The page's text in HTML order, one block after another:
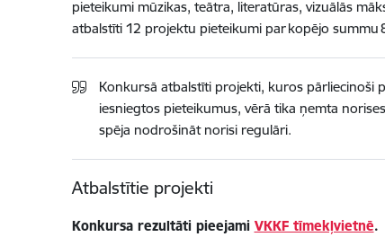
pieteikumi mūzikas, teātra, literatūras, vizuālās
atbalstīti 12 projektu pieteikumi par kopējo summu
Konkursā atbalstīti projekti, kuros pārliecinoši
iesniegtos pieteikumus, vērā tika ņemta
spēja nodrošināt norisi regulāri.
Atbalstītie projekti
Konkursa rezultāti pieejami VKKF tīmekļvietnē.